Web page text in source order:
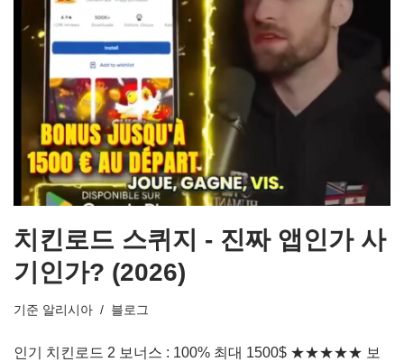
치킨로드 스퀴지 - 진짜 앱인가 사
기인가? (2026)
기준 알리시아 블로그
인기 치킨로드 2 보너스 : 100% 최대 1500$ ★★★★★ 보